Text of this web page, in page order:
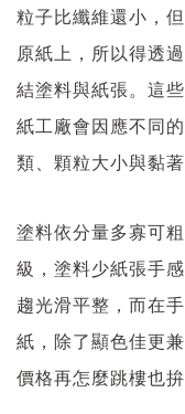
粒子比纖維還小，
原紙上，所以得透
結塗料與紙張。這
紙工廠會因應不同
類、顆粒大小與
塗料依分量多寡可
級，塗料少紙張手
趨光滑平整，而在
紙，除了顯色佳更
價格再怎麼跳樓也